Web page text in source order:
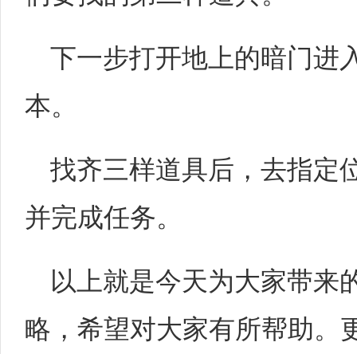
下一步打开地上的暗门进
本。
找齐三样道具后，去指定
并完成任务。
以上就是今天为大家带来
略，希望对大家有所帮助。